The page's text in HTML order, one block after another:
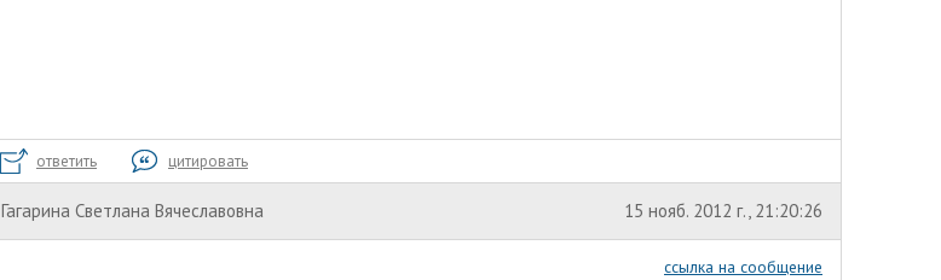
ответить цитировать
Гагарина Светлана Вячеславовна 15 нояб. 2012 г., 21:20:26
ссылка на сообщение